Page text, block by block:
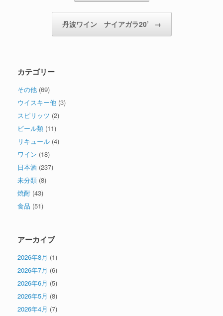
丹波ワイン ナイアガラ20’ →
カテゴリー
その他 (69)
ウイスキー他 (3)
スピリッツ (2)
ビール類 (11)
リキュール (4)
ワイン (18)
日本酒 (237)
未分類 (8)
焼酎 (43)
食品 (51)
アーカイブ
2026年8月 (1)
2026年7月 (6)
2026年6月 (5)
2026年5月 (8)
2026年4月 (7)